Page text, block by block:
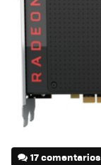
17 comentarios